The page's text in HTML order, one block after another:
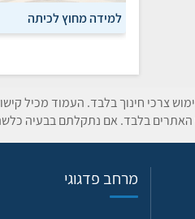
למידה מחוץ לכיתה
צרכי חינוך בלבד. העמוד מכיל
האתרים בלבד. אם נתקלתם בבעיה
מרחב פדגוגי